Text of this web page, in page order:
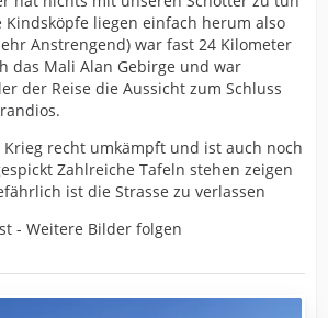
Kindsköpfe liegen einfach herum also
Anstrengend) war fast 24 Kilometer
das Mali Alan Gebirge und war
der Reise die Aussicht zum Schluss
Krieg recht umkämpft und ist auch noch
Zahlreiche Tafeln stehen zeigen
ist die Strasse zu verlassen
- Weitere Bilder folgen